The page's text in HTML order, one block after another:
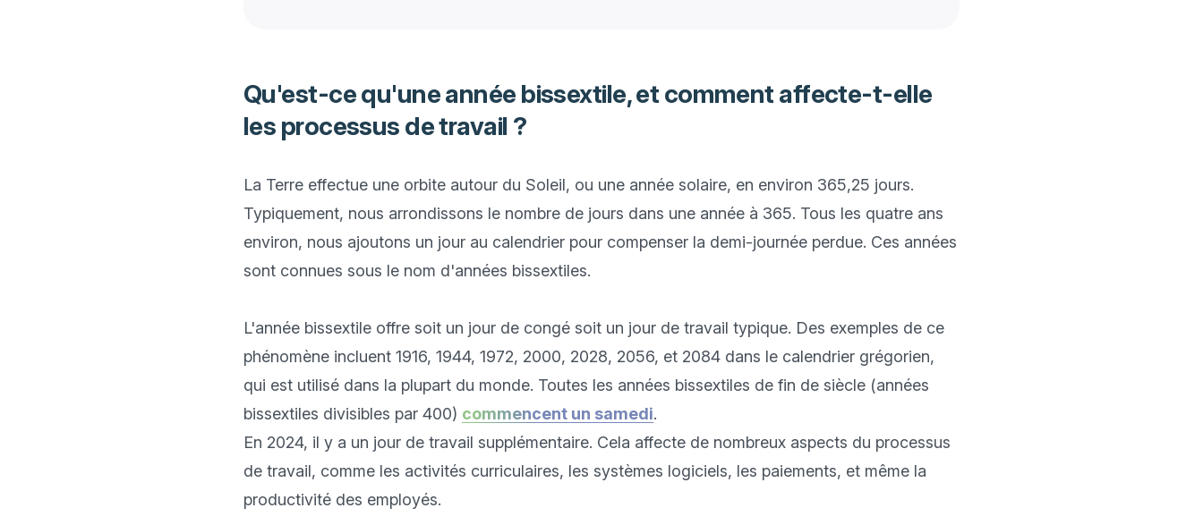
Qu'est-ce qu'une année bissextile, et comment affecte-t-elle
les processus de travail ?
La Terre effectue une orbite autour du Soleil, ou une année solaire, en environ 365,25 jours.
Typiquement, nous arrondissons le nombre de jours dans une année à 365. Tous les quatre ans
environ, nous ajoutons un jour au calendrier pour compenser la demi-journée perdue. Ces années
sont connues sous le nom d'années bissextiles.
L'année bissextile offre soit un jour de congé soit un jour de travail typique. Des exemples de ce
phénomène incluent 1916, 1944, 1972, 2000, 2028, 2056, et 2084 dans le calendrier grégorien,
qui est utilisé dans la plupart du monde. Toutes les années bissextiles de fin de siècle (années
bissextiles divisibles par 400) commencent un samedi.
En 2024, il y a un jour de travail supplémentaire. Cela affecte de nombreux aspects du processus
de travail, comme les activités curriculaires, les systèmes logiciels, les paiements, et même la
productivité des employés.